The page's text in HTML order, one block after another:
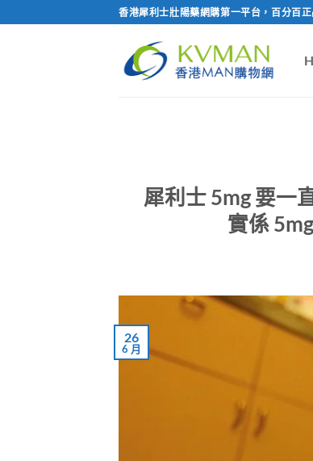
to
香港犀利士壯陽藥網購第一平台，百分百
犀利士 5mg 要一
實係
26
6 月